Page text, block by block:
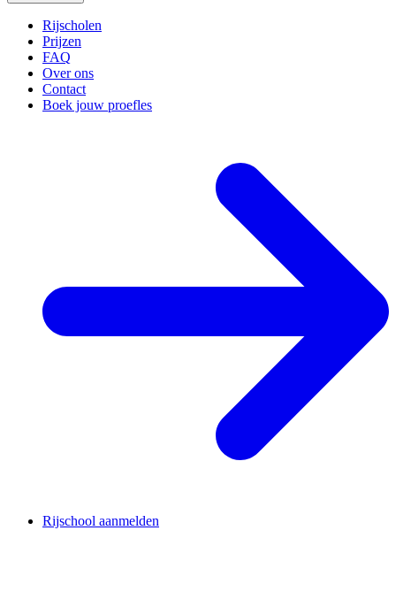
Rijscholen
Prijzen
FAQ
Over ons
Contact
Boek jouw proefles
Rijschool aanmelden